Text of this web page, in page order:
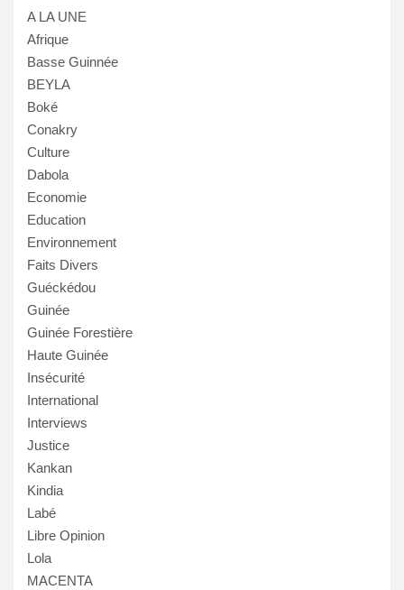
A LA UNE
Afrique
Basse Guinnée
BEYLA
Boké
Conakry
Culture
Dabola
Economie
Education
Environnement
Faits Divers
Guéckédou
Guinée
Guinée Forestière
Haute Guinée
Insécurité
International
Interviews
Justice
Kankan
Kindia
Labé
Libre Opinion
Lola
MACENTA